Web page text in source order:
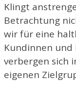
Klingt
Betrachtung
wir für eine
Kundinnen und
verbergen sich
eigenen